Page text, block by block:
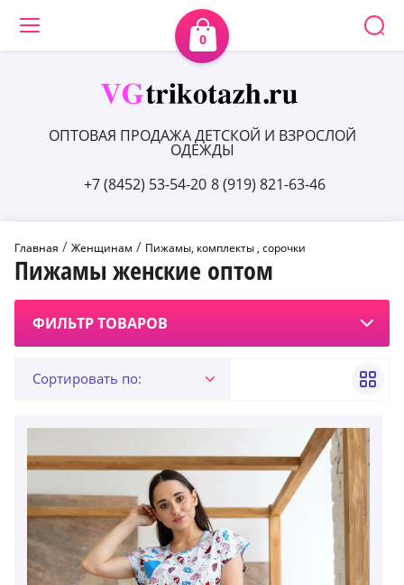
0
+7 (8452) 53-54-20 8 (919) 821-63-46
ОПТОВАЯ ПРОДАЖА ДЕТСКОЙ И ВЗРОСЛОЙ
ОДЕЖДЫ
Главная / Женщинам / Пижамы, комплекты , сорочки
Пижамы женские оптом
ФИЛЬТР ТОВАРОВ
Сортировать по: